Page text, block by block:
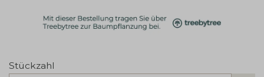
Stückzahl